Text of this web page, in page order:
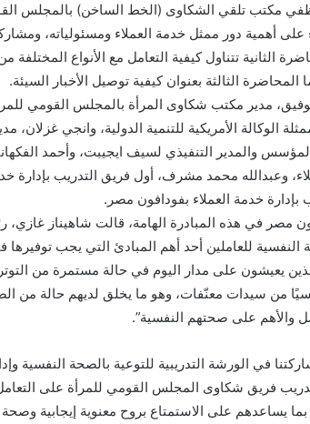
مكتب تلقي الشكاوى (الخط الساخن) بالمجلس
على أهمية دور ممثل خدمة العملاء ومسئولياته،
الثانية تتناول كيفية التعامل مع الأنواع المختلفة
المحاضرة الثالثة بعنوان كيفية توصيل الأخبار السيئة.
مدير مكتب شكاوى المرأة بالمجلس القومي
الوكالة الأمريكية للتنمية الدولية، وانجي غزلان،
والمدير التنفيذي لسيف ايجيبت، وأحمد
وعبدالله محمد مشرف، أول فريق التدريب بإدارة
خدمة العملاء بفودافون مصر.
مصر في هذه المبادرة الهامة، قالت شاهيناز
للعاملين أحد أهم المبادئ التي يجب توفيرها
يعيشون على مدار اليوم في حالة مستمرة من
من سيدات معنّفات، وهو ما يخلق لديهم حالة من
والأهم على صحتهم النفسية”.
في الورشة التدريبية للتوعية بالصحة النفسية
فريق شكاوى المجلس القومي للمرأة على
يساعدهم على الاستمتاع بروح معنوية إيجابية